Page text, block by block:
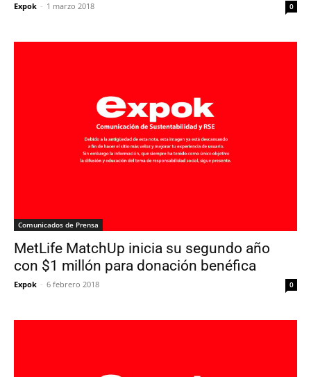
Expok - 1 marzo 2018 0
Comunicados de Prensa
MetLife MatchUp inicia su segundo año
con $1 millón para donación benéfica
Expok - 6 febrero 2018 0